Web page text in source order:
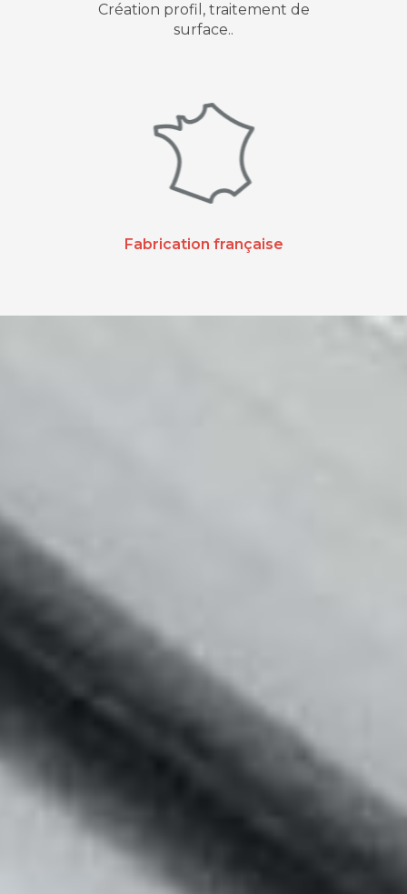
Création profil, traitement de
surface..
Fabrication française